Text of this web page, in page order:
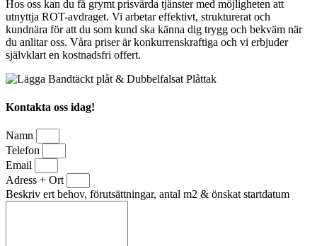
Hos oss kan du få grymt prisvärda tjänster med möjligheten att
utnyttja ROT-avdraget. Vi arbetar effektivt, strukturerat och
kundnära för att du som kund ska känna dig trygg och bekväm när
du anlitar oss. Våra priser är konkurrenskraftiga och vi erbjuder
självklart en kostnadsfri offert.
Kontakta oss idag!
Namn
Telefon
Email
Adress + Ort
Beskriv ert behov, förutsättningar, antal m2 & önskat startdatum